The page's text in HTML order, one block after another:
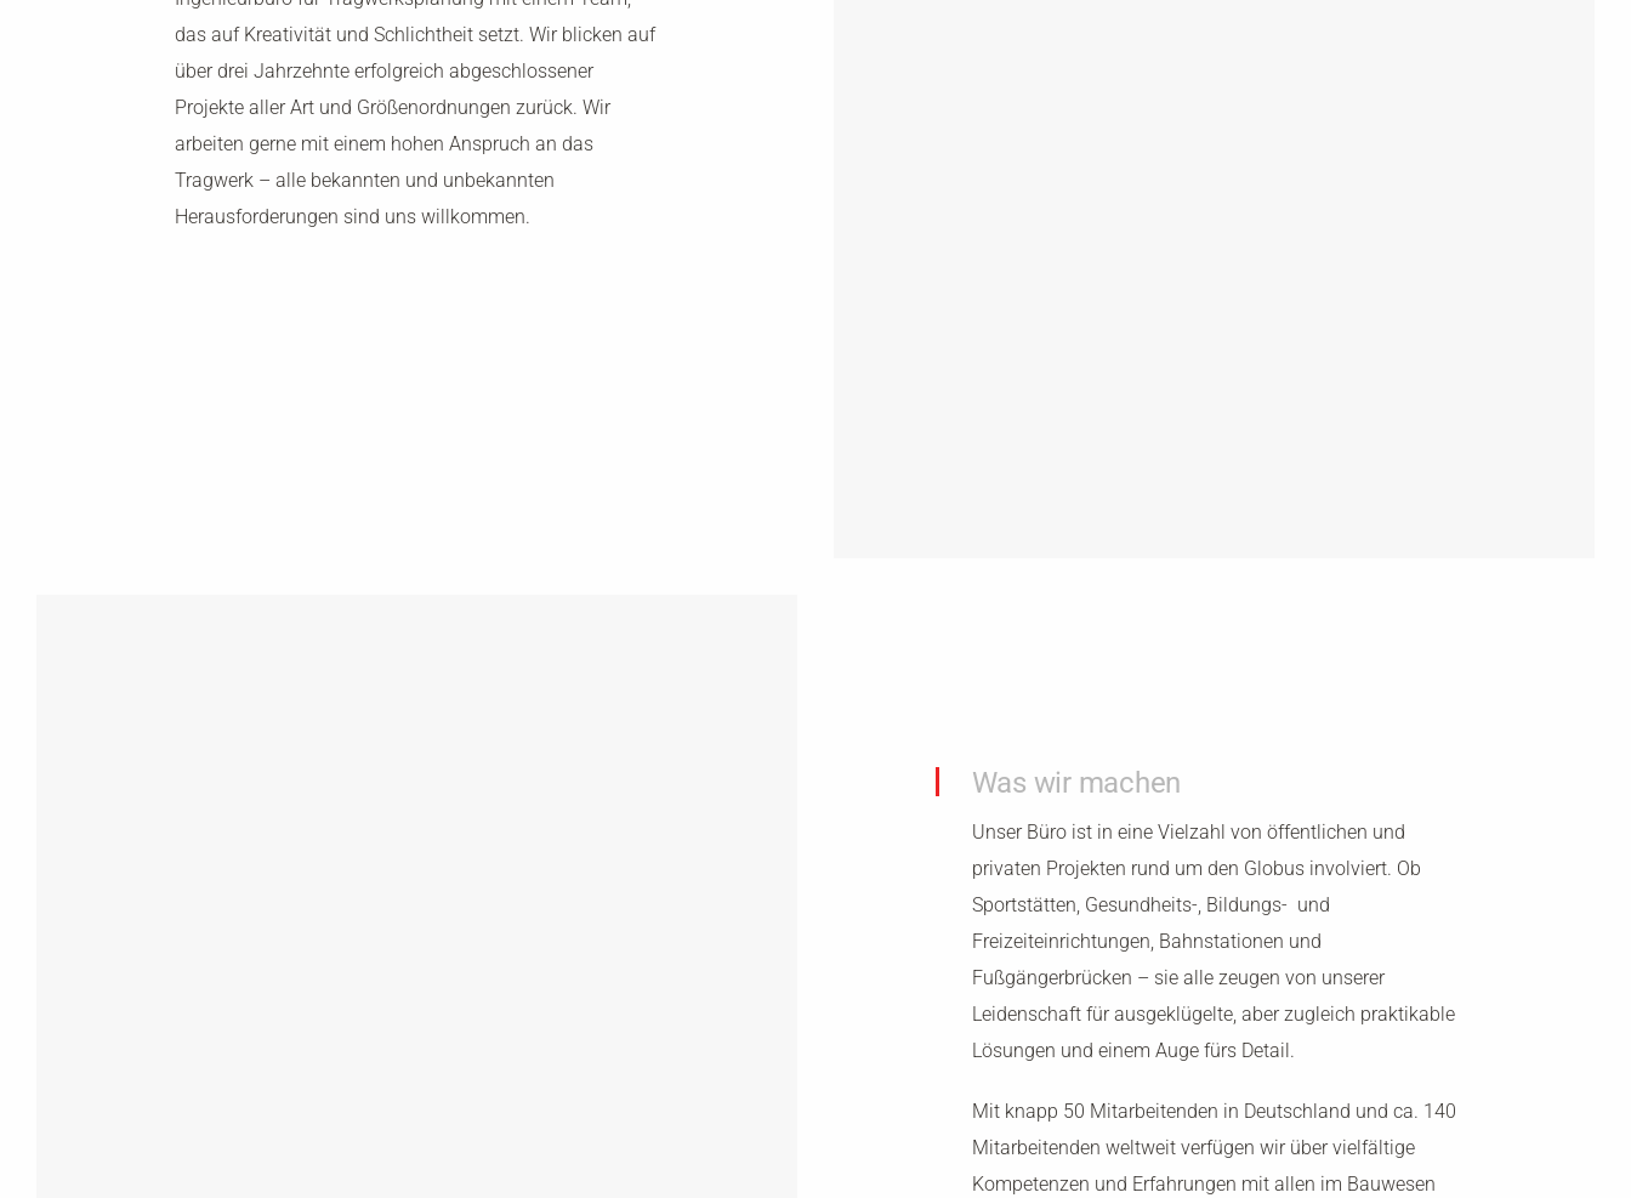
das auf Kreativität und Schlichtheit setzt. Wir blicken auf
über drei Jahrzehnte erfolgreich abgeschlossener
Projekte aller Art und Größenordnungen zurück. Wir
arbeiten gerne mit einem hohen Anspruch an das
Tragwerk – alle bekannten und unbekannten
Herausforderungen sind uns willkommen.
Was wir machen
Unser Büro ist in eine Vielzahl von öffentlichen und
privaten Projekten rund um den Globus involviert. Ob
Sportstätten, Gesundheits-, Bildungs- und
Freizeiteinrichtungen, Bahnstationen und
Fußgängerbrücken – sie alle zeugen von unserer
Leidenschaft für ausgeklügelte, aber zugleich praktikable
Lösungen und einem Auge fürs Detail.
Mit knapp 50 Mitarbeitenden in Deutschland und ca. 140
Mitarbeitenden weltweit verfügen wir über vielfältige
Kompetenzen und Erfahrungen mit allen im Bauwesen